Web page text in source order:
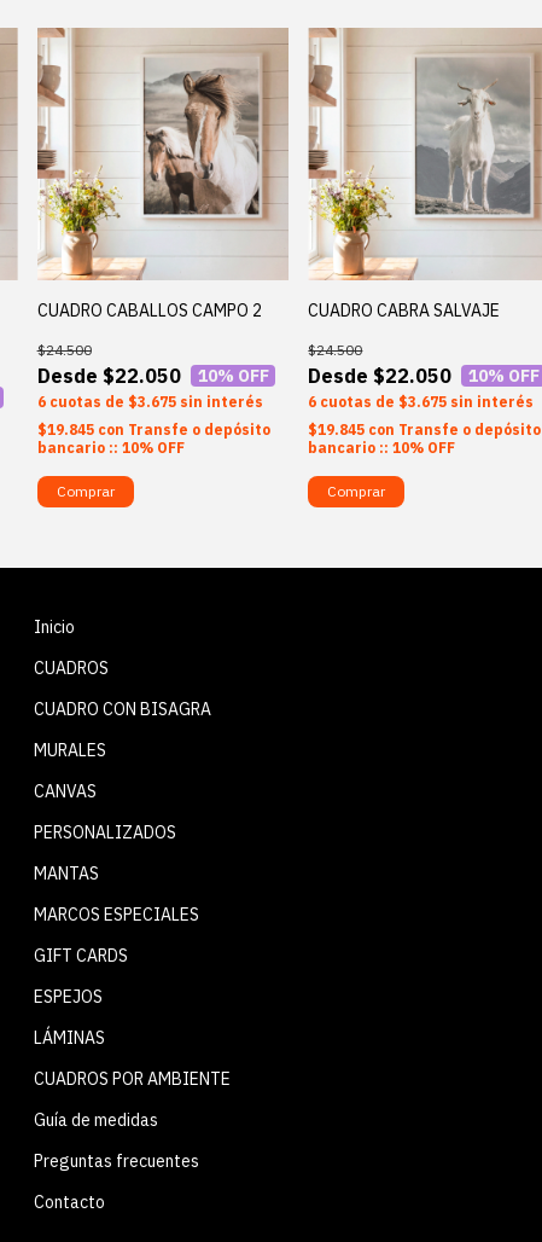
CUADRO CABALLOS CAMPO 2
$22.050
$24.500
10% OFF
6 $3.675 sin interés
$19.845 con Transfe o depósito
bancario :: 10% OFF
Comprar
CUADRO CABRA SALVAJE
$22.050
$24.500
10% OFF
6 $3.675 sin interés
$19.845 con Transfe o depósito
bancario :: 10% OFF
Comprar
Inicio
CUADROS
CUADRO CON BISAGRA
MURALES
CANVAS
PERSONALIZADOS
MANTAS
MARCOS ESPECIALES
GIFT CARDS
ESPEJOS
LÁMINAS
CUADROS POR AMBIENTE
Guía de medidas
Preguntas frecuentes
Contacto